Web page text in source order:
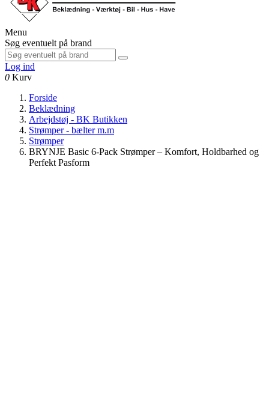
Menu
Søg eventuelt på brand
Log ind
0 Kurv
Forside
Beklædning
Arbejdstøj - BK Butikken
Strømper - bælter m.m
Strømper
BRYNJE Basic 6-Pack Strømper – Komfort, Holdbarhed og
Perfekt Pasform